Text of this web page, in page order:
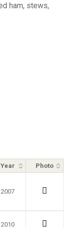
ham, stews,
Year Photo
2007
2010